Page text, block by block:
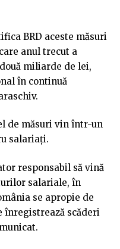
BRD aceste măsuri
anul trecut a
miliarde de lei,
în continuă
de măsuri vin într-un
salariați.
responsabil să vină
salariale, în
se apropie de
înregistrează scăderi